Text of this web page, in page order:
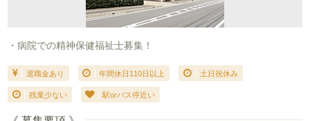
・病院での精神保健福祉士募集！
退職金あり 年間休日110日以上 土日祝休み
残業少ない 駅orバス停近い